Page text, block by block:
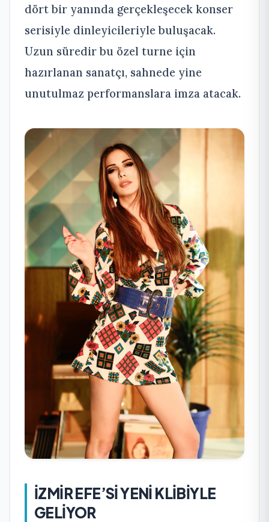
dört bir yanında gerçekleşecek konser
serisiyle dinleyicileriyle buluşacak.
Uzun süredir bu özel turne için
hazırlanan sanatçı, sahnede yine
unutulmaz performanslara imza atacak.
İZMİR EFE’Sİ YENİ KLİBİYLE
GELİYOR